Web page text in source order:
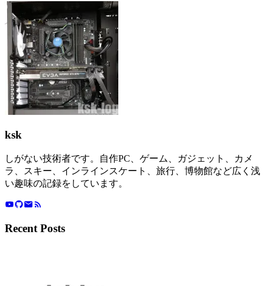
ksk
しがない技術者です。自作PC、ゲーム、ガジェット、カメ
ラ、スキー、インラインスケート、旅行、博物館など広く浅
い趣味の記録をしています。
Recent Posts